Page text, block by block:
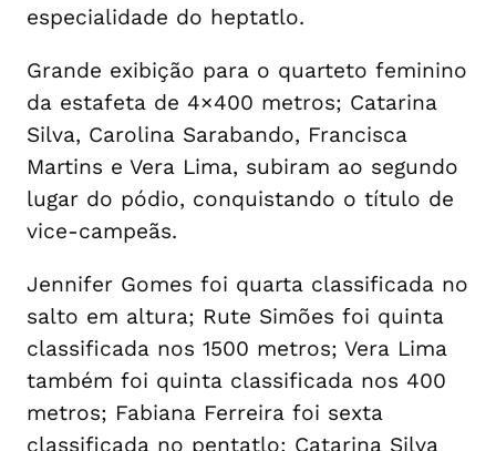
especialidade do heptatlo.
Grande exibição para o quarteto feminino
da estafeta de 4×400 metros; Catarina
Silva, Carolina Sarabando, Francisca
Martins e Vera Lima, subiram ao segundo
lugar do pódio, conquistando o título de
vice-campeãs.
Jennifer Gomes foi quarta classificada no
salto em altura; Rute Simões foi quinta
classificada nos 1500 metros; Vera Lima
também foi quinta classificada nos 400
metros; Fabiana Ferreira foi sexta
classificada no pentatlo; Catarina Silva